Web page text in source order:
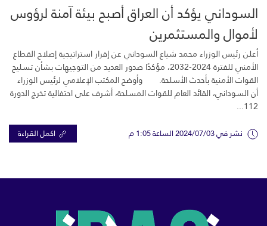
السوداني يؤكد أن العراق أصبح بيئة آمنة لرؤوس
لأموال والمستثمرين
أعلن رئيس الوزراء محمد شياع السوداني عن إقرار استراتيجية إصلاح القطاع
الأمني للفترة 2024-2032، مؤكدًا صدور العديد من التوجيهات بشأن تسليح
القوات الأمنية بأحدث الأسلحة. وأوضح المكتب الإعلامي لرئيس الوزراء
أن السوداني، القائد العام للقوات المسلحة، أشرف على احتفالية تخرج الدورة
112...
نشر في 2024/07/03 الساعة 1:05 م اكمل القراءة